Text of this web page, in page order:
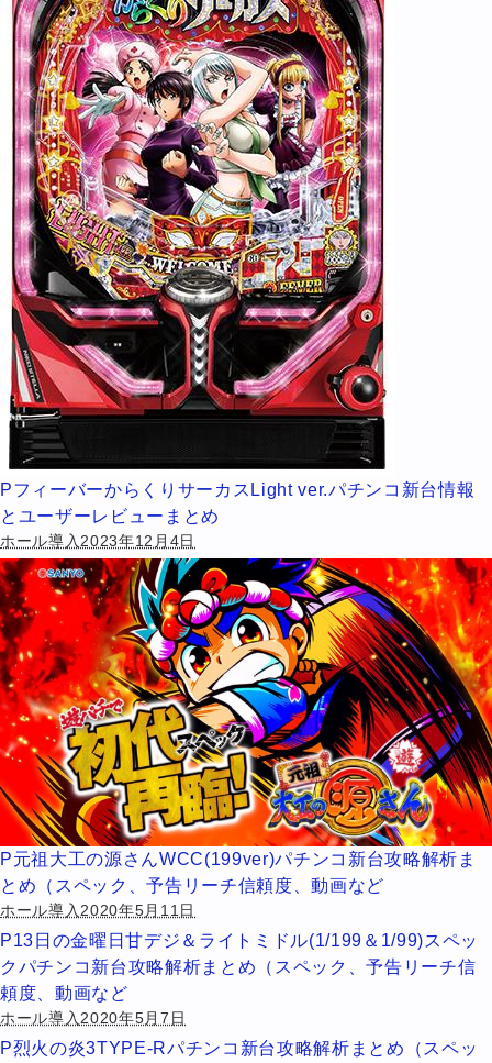
PフィーバーからくりサーカスLight ver.パチンコ新台情報
とユーザーレビューまとめ
ホール導入2023年12月4日
P元祖大工の源さんWCC(199ver)パチンコ新台攻略解析ま
とめ（スペック、予告リーチ信頼度、動画など
ホール導入2020年5月11日
P13日の金曜日甘デジ＆ライトミドル(1/199＆1/99)スペッ
クパチンコ新台攻略解析まとめ（スペック、予告リーチ信
頼度、動画など
ホール導入2020年5月7日
P烈火の炎3TYPE-Rパチンコ新台攻略解析まとめ（スペッ